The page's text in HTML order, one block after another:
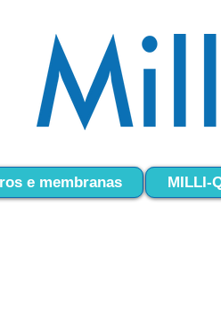
e membranas MILLI-